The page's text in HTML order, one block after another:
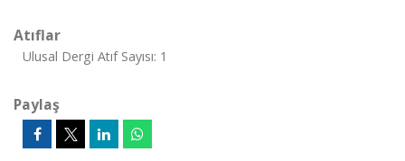
Atıflar
Ulusal Dergi Atıf Sayısı: 1
Paylaş